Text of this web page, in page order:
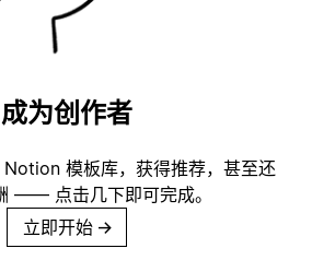
成为创作者
模板库，获得推荐，甚至还
—— 点击几下即可完成。
立即开始 →